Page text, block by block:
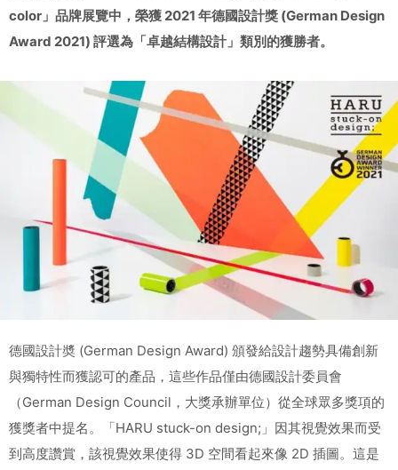
color」品牌展覽中，榮獲 2021 年德國設計獎 (German Design
Award 2021) 評選為「卓越結構設計」類別的獲勝者。
德國設計奬 (German Design Award) 頒發給設計趨勢具備創新
與獨特性而獲認可的產品，這些作品僅由德國設計委員會
（German Design Council，大獎承辦單位）從全球眾多獎項的
獲獎者中提名。「HARU stuck-on design;」因其視覺效果而受
到高度讚賞，該視覺效果使得 3D 空間看起來像 2D 插圖。這是